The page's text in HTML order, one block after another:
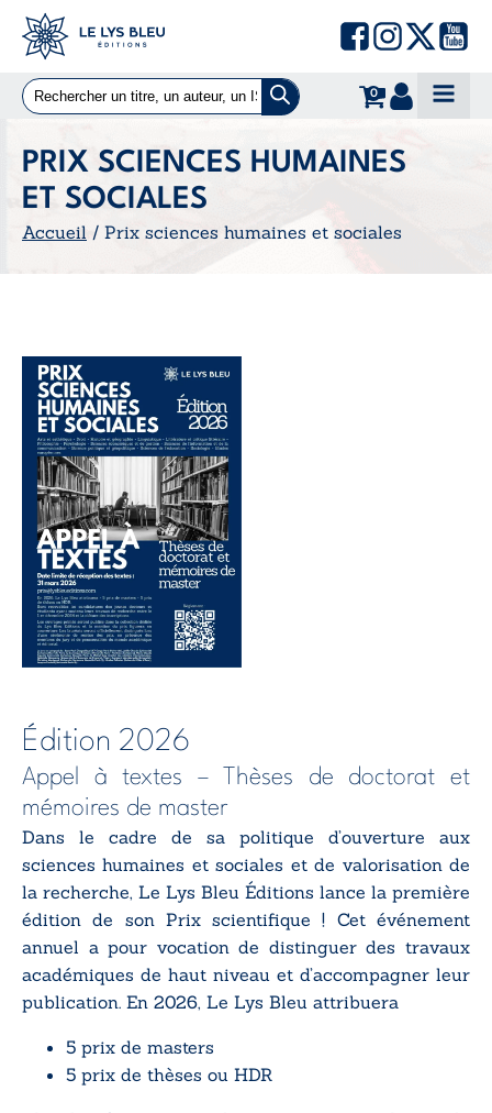
0
PRIX SCIENCES HUMAINES
ET SOCIALES
Accueil / Prix sciences humaines et sociales
Édition 2026
Appel à textes – Thèses de doctorat et
mémoires de master
Dans le cadre de sa politique d’ouverture aux
sciences humaines et sociales et de valorisation de
la recherche, Le Lys Bleu Éditions lance la première
édition de son Prix scientifique ! Cet événement
annuel a pour vocation de distinguer des travaux
académiques de haut niveau et d’accompagner leur
publication. En 2026, Le Lys Bleu attribuera
5 prix de masters
5 prix de thèses ou HDR